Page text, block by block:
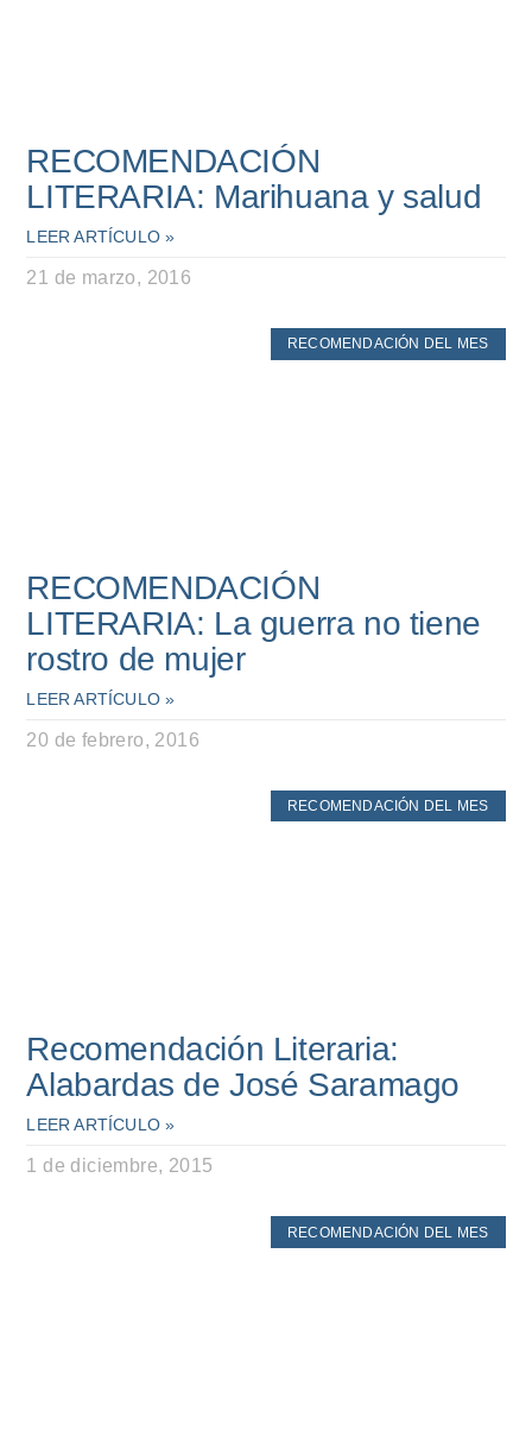
RECOMENDACIÓN
LITERARIA: Marihuana y salud
LEER ARTÍCULO »
21 de marzo, 2016
RECOMENDACIÓN DEL MES
RECOMENDACIÓN
LITERARIA: La guerra no tiene
rostro de mujer
LEER ARTÍCULO »
20 de febrero, 2016
RECOMENDACIÓN DEL MES
Recomendación Literaria:
Alabardas de José Saramago
LEER ARTÍCULO »
1 de diciembre, 2015
RECOMENDACIÓN DEL MES